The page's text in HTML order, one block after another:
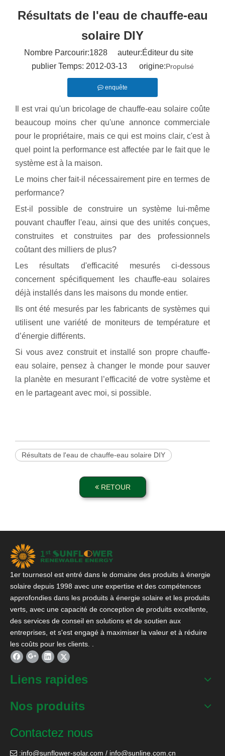
Résultats de l'eau de chauffe-eau
solaire DIY
Nombre Parcourir:1828auteur:Éditeur du site
publier Temps: 2012-03-13 origine:Propulsé
enquête
Il est vrai qu'un bricolage de chauffe-eau solaire coûte
beaucoup moins cher qu'une annonce commerciale
pour le propriétaire, mais ce qui est moins clair, c'est à
quel point la performance est affectée par le fait que le
système est à la maison.
Le moins cher fait-il nécessairement pire en termes de
performance?
Est-il possible de construire un système lui-même
pouvant chauffer l'eau, ainsi que des unités conçues,
construites et construites par des professionnels
coûtant des milliers de plus?
Les résultats d'efficacité mesurés ci-dessous
concernent spécifiquement les chauffe-eau solaires
déjà installés dans les maisons du monde entier.
Ils ont été mesurés par les fabricants de systèmes qui
utilisent une variété de moniteurs de température et
d’énergie différents.
Si vous avez construit et installé son propre chauffe-
eau solaire, pensez à changer le monde pour sauver
la planète en mesurant l’efficacité de votre système et
en le partageant avec moi, si possible.
Résultats de l'eau de chauffe-eau solaire DIY
RETOUR
1er tournesol est entré dans le domaine des produits à énergie
solaire depuis 1998 avec une expertise et des compétences
approfondies dans les produits à énergie solaire et les produits
verts, avec une capacité de conception de produits excellente,
des services de conseil en solutions et de soutien aux
entreprises, et s'est engagé à maximiser la valeur et à réduire
les coûts pour les clients. .
Liens rapides
Nos produits
Contactez nous
 :info@sunflower-solar.com / info@sunline.com.cn